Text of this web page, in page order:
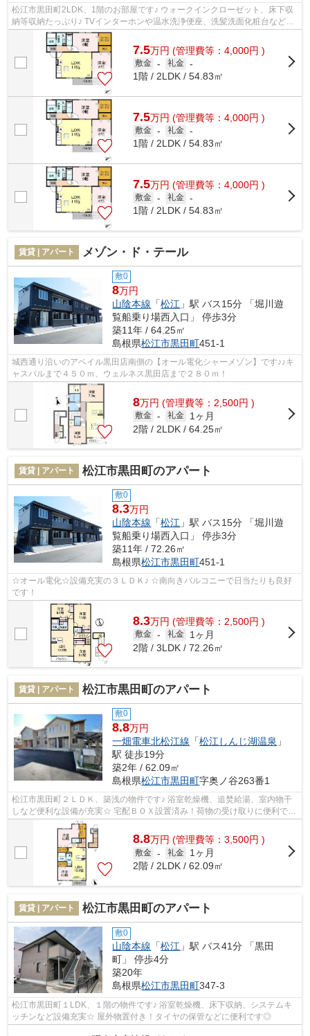
松江市黒田町2LDK、1階のお部屋です♪ ウォークインクローゼット、床下収
納等収納たっぷり♪ TVインターホンや温水洗浄便座、洗髪洗面化粧台などの
設備も充実☆
7.5万円 (管理費等：4,000円 )
敷金 - 礼金 -
1階 / 2LDK / 54.83㎡
7.5万円 (管理費等：4,000円 )
敷金 - 礼金 -
1階 / 2LDK / 54.83㎡
7.5万円 (管理費等：4,000円 )
敷金 - 礼金 -
1階 / 2LDK / 54.83㎡
賃貸 | アパート メゾン・ド・テール
敷0
8万円
山陰本線 「松江 」駅 バス15分 「堀川遊
覧船乗り場西入口」 停歩3分
築11年 / 64.25㎡
島根県松江市黒田町451-1
城西通り沿いのアベイル黒田店南側の【オール電化シャーメゾン】です♪♪キ
ャスパルまで４５０ｍ、ウェルネス黒田店まで２８０ｍ！
8万円 (管理費等：2,500円 )
敷金 - 礼金
1ヶ月
2階 / 2LDK / 64.25㎡
賃貸 | アパート 松江市黒田町のアパート
敷0
8.3万円
山陰本線 「松江 」駅 バス15分 「堀川遊
覧船乗り場西入口」 停歩3分
築11年 / 72.26㎡
島根県松江市黒田町451-1
☆オール電化☆設備充実の３ＬＤＫ♪ ☆南向きバルコニーで日当たりも良好
です！
8.3万円 (管理費等：2,500円 )
敷金 - 礼金
1ヶ月
2階 / 3LDK / 72.26㎡
賃貸 | アパート 松江市黒田町のアパート
敷0
8.8万円
一畑電車北松江線 「松江しんじ湖温泉 」
駅 徒歩19分
築2年 / 62.09㎡
島根県松江市黒田町字奥ノ谷263番1
松江市黒田町２ＬＤＫ、築浅の物件です♪ 浴室乾燥機、追焚給湯、室内物干
しなど便利な設備が充実☆ 宅配ＢＯＸ設置済み！荷物の受け取りに便利です
☆
8.8万円 (管理費等：3,500円 )
敷金 - 礼金
1ヶ月
2階 / 2LDK / 62.09㎡
賃貸 | アパート 松江市黒田町のアパート
敷0
山陰本線 「松江 」駅 バス41分 「黒田
町」 停歩4分
築20年
島根県松江市黒田町347-3
松江市黒田町１LDK、１階の物件です♪ 浴室乾燥機、床下収納、システムキ
ッチンなど設備充実☆ 屋外物置付き！タイヤの保管などに便利です◎